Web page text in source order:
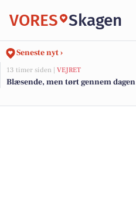
VORES Skagen
Seneste nyt ›
13 timer siden | VEJRET
Blæsende, men tørt gennem dagen